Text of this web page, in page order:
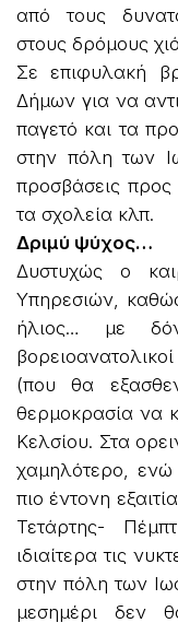
από τους
στους δρόμους
Σε επιφυλακή
Δήμων για να
παγετό και τα
στην πόλη των
προσβάσεις προς
τα σχολεία κλπ.
Δριμύ ψύχος…
Δυστυχώς ο
Υπηρεσιών,
ήλιος… με
(που θα
θερμοκρασία να
Κελσίου. Στα
χαμηλότερο,
πιο έντονη
Τετάρτης-
ιδιαίτερα τις
στην πόλη των
μεσημέρι δεν